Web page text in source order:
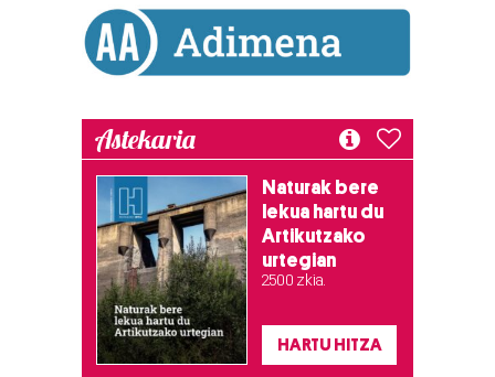
fitxategiak erabiltzen ditu. Zure esperientzia eta
zerbitzuak hobetzeko asmoz, cookie teknologiaz
baliatzen gara. Ohar hau onartuz gero, teknologia hori
irakurri
Astekaria
Naturak bere
lekua hartu du
Artikutzako
urtegian
2.500 zkia.
HARTU HITZA